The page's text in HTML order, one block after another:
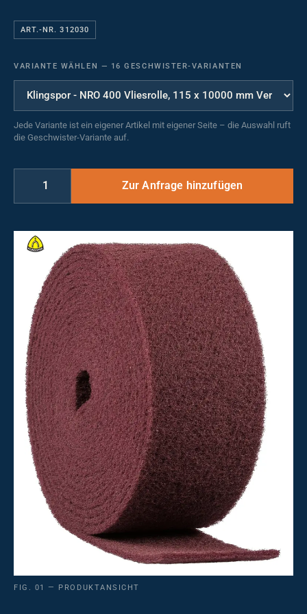
ART.-NR. 312030
VARIANTE WÄHLEN — 16 GESCHWISTER-VARIANTEN
Jede Variante ist ein eigener Artikel mit eigener Seite – die Auswahl ruft
die Geschwister-Variante auf.
FIG. 01 — PRODUKTANSICHT